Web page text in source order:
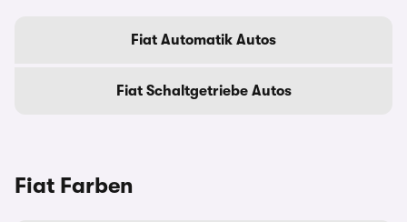
Fiat Automatik Autos
Fiat Schaltgetriebe Autos
Fiat Farben